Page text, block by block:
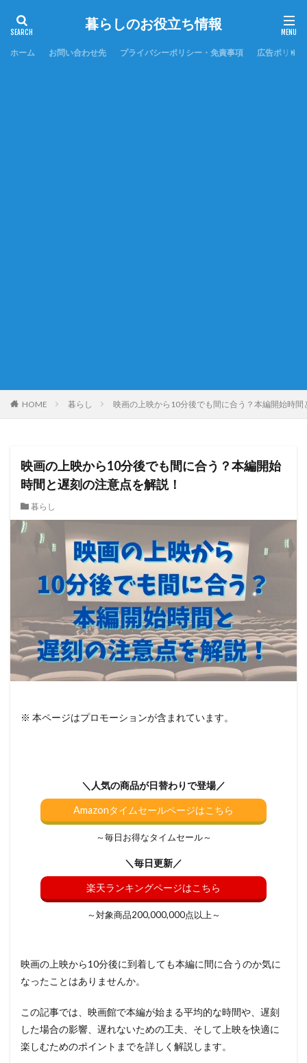
暮らしのお役立ち情報
ホーム お問い合わせ先 プライバシーポリシー・免責事項 広告ポリシー
HOME 暮らし 映画の上映から10分後でも間に合う？本編開始時
映画の上映から10分後でも間に合う？本編開始
時間と遅刻の注意点を解説！
暮らし
※ 本ページはプロモーションが含まれています。
＼人気の商品が日替わりで登場／
Amazonタイムセールページはこちら
～毎日お得なタイムセール～
＼毎日更新／
楽天ランキングページはこちら
～対象商品200,000,000点以上～
映画の上映から10分後に到着しても本編に間に合うのか気に
なったことはありませんか。
この記事では、映画館で本編が始まる平均的な時間や、遅刻
した場合の影響、遅れないための工夫、そして上映を快適に
楽しむためのポイントまでを詳しく解説します。